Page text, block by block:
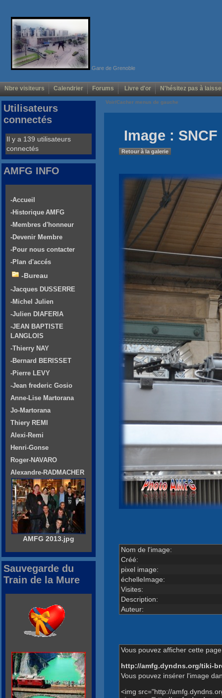
Gare de Grenoble
Nbre visiteurs Calendrier Forums Livre d'or N'hésitez pas à
Voir/Cacher menus de gauche
Image :
Retour à la galerie
Nom de l'image:
Créé:
pixel image:
échelleImage:
Visites:
Description:
Auteur:
Vous pouvez afficher cette
http://amfg.dyndns.org/tiki-
Vous pouvez insérer l'image
<img src="http://
Utilisateurs
connectés
Il y a 139 utilisateurs
connectés
AMFG INFO
-Accueil
-Historique AMFG
-Membres d'honneur
-Devenir Membre
-Pour nous contacter
-Plan d'accés
-Bureau
-Jacques DUSSERRE
-Michel Julien
-Julien DIAFERIA
-JEAN BAPTISTE
LANGLOIS
-Thierry NAY
-Bernard BERISSET
-Pierre LEVY
-Jean frederic Gosio
Anne-Lise Martorana
Jo-Martorana
Thiery REMI
Alexi-Remi
Henri-Gonse
Roger-NAVARO
Alexandre-RADMACHER
AMFG 2013.jpg
Sauvegarde du
Train de la Mure